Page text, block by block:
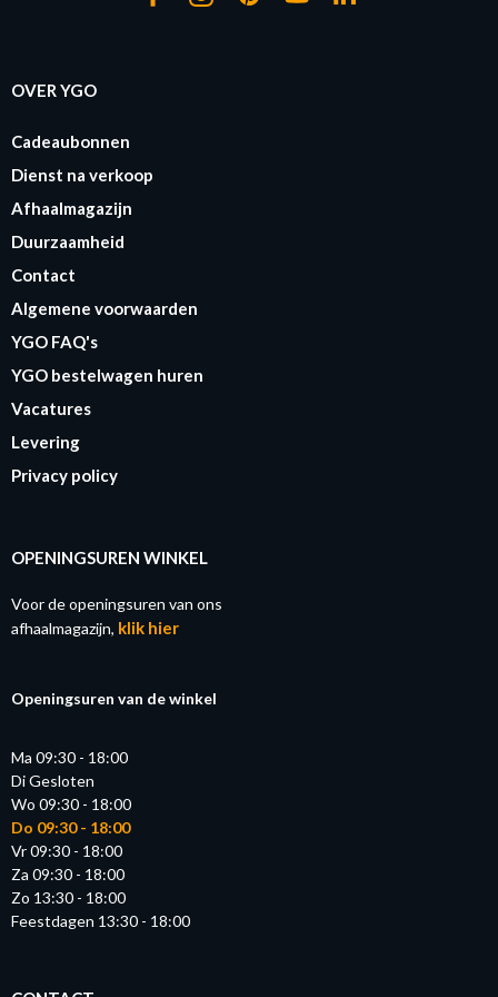
OVER YGO
Cadeaubonnen
Dienst na verkoop
Afhaalmagazijn
Duurzaamheid
Contact
Algemene voorwaarden
YGO FAQ's
YGO bestelwagen huren
Vacatures
Levering
Privacy policy
OPENINGSUREN WINKEL
Voor de openingsuren van ons
afhaalmagazijn, klik hier
Openingsuren van de winkel
Ma 09:30 - 18:00
Di Gesloten
Wo 09:30 - 18:00
Do 09:30 - 18:00
Vr 09:30 - 18:00
Za 09:30 - 18:00
Zo 13:30 - 18:00
Feestdagen 13:30 - 18:00